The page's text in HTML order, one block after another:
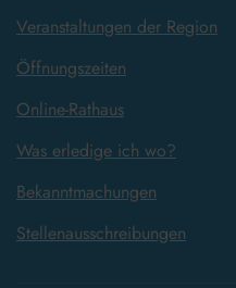
Veranstaltungen der Region
Öffnungszeiten
Online-Rathaus
Was erledige ich wo?
Bekanntmachungen
Stellenausschreibungen